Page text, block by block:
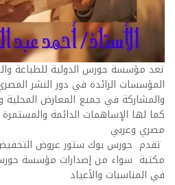
تعد مؤسسة حورس الدولية للطباعة
المؤسسات الرائدة في دور النشر
والمشاركة في جميع المعارض المحلية
كما لها الإساهمات الدائمة
مصري وعربي
تقدم حورس بوك ستور عروض
مكتبة سواء من إصدارات مؤسسة حورس
في المناسبات والأعياد